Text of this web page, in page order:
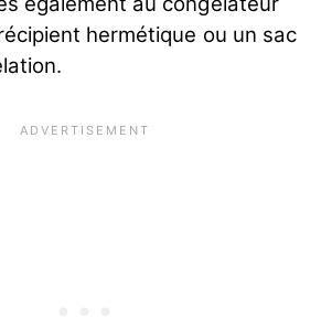
hermétique ou un sac